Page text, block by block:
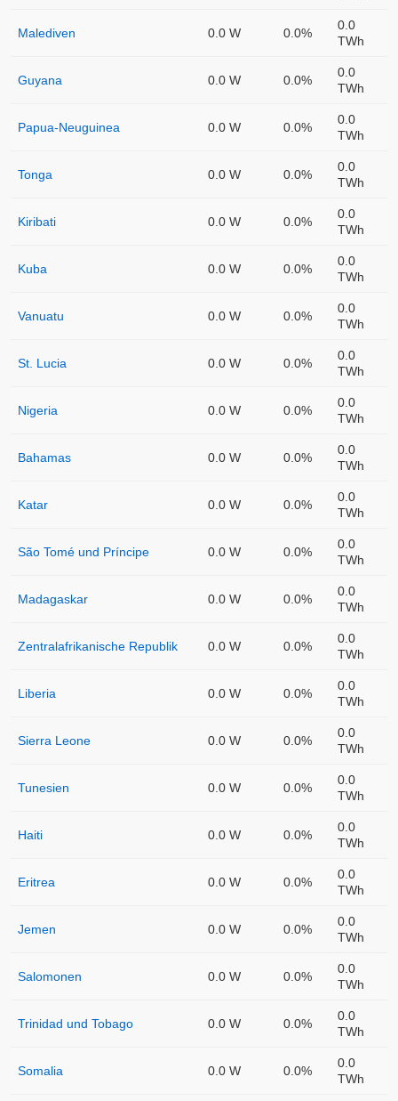
Malediven 0.0 W 0.0%
0.0
TWh
Guyana 0.0 W 0.0%
0.0
TWh
Papua-Neuguinea 0.0 W 0.0%
0.0
TWh
Tonga 0.0 W 0.0%
0.0
TWh
Kiribati 0.0 W 0.0%
0.0
TWh
Kuba 0.0 W 0.0%
0.0
TWh
Vanuatu 0.0 W 0.0%
0.0
TWh
St. Lucia 0.0 W 0.0%
0.0
TWh
Nigeria 0.0 W 0.0%
0.0
TWh
Bahamas 0.0 W 0.0%
0.0
TWh
Katar 0.0 W 0.0%
0.0
TWh
São Tomé und Príncipe 0.0 W 0.0%
0.0
TWh
Madagaskar 0.0 W 0.0%
0.0
TWh
Zentralafrikanische Republik 0.0 W 0.0%
0.0
TWh
Liberia 0.0 W 0.0%
0.0
TWh
Sierra Leone 0.0 W 0.0%
0.0
TWh
Tunesien 0.0 W 0.0%
0.0
TWh
Haiti 0.0 W 0.0%
0.0
TWh
Eritrea 0.0 W 0.0%
0.0
TWh
Jemen 0.0 W 0.0%
0.0
TWh
Salomonen 0.0 W 0.0%
0.0
TWh
Trinidad und Tobago 0.0 W 0.0%
0.0
TWh
Somalia 0.0 W 0.0%
0.0
TWh